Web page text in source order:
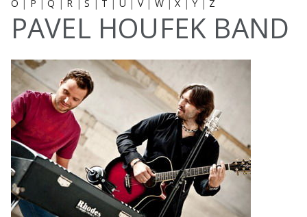
O | P |Q | R |S | T | U | V| W|X |Y | Z
PAVEL HOUFEK BAND